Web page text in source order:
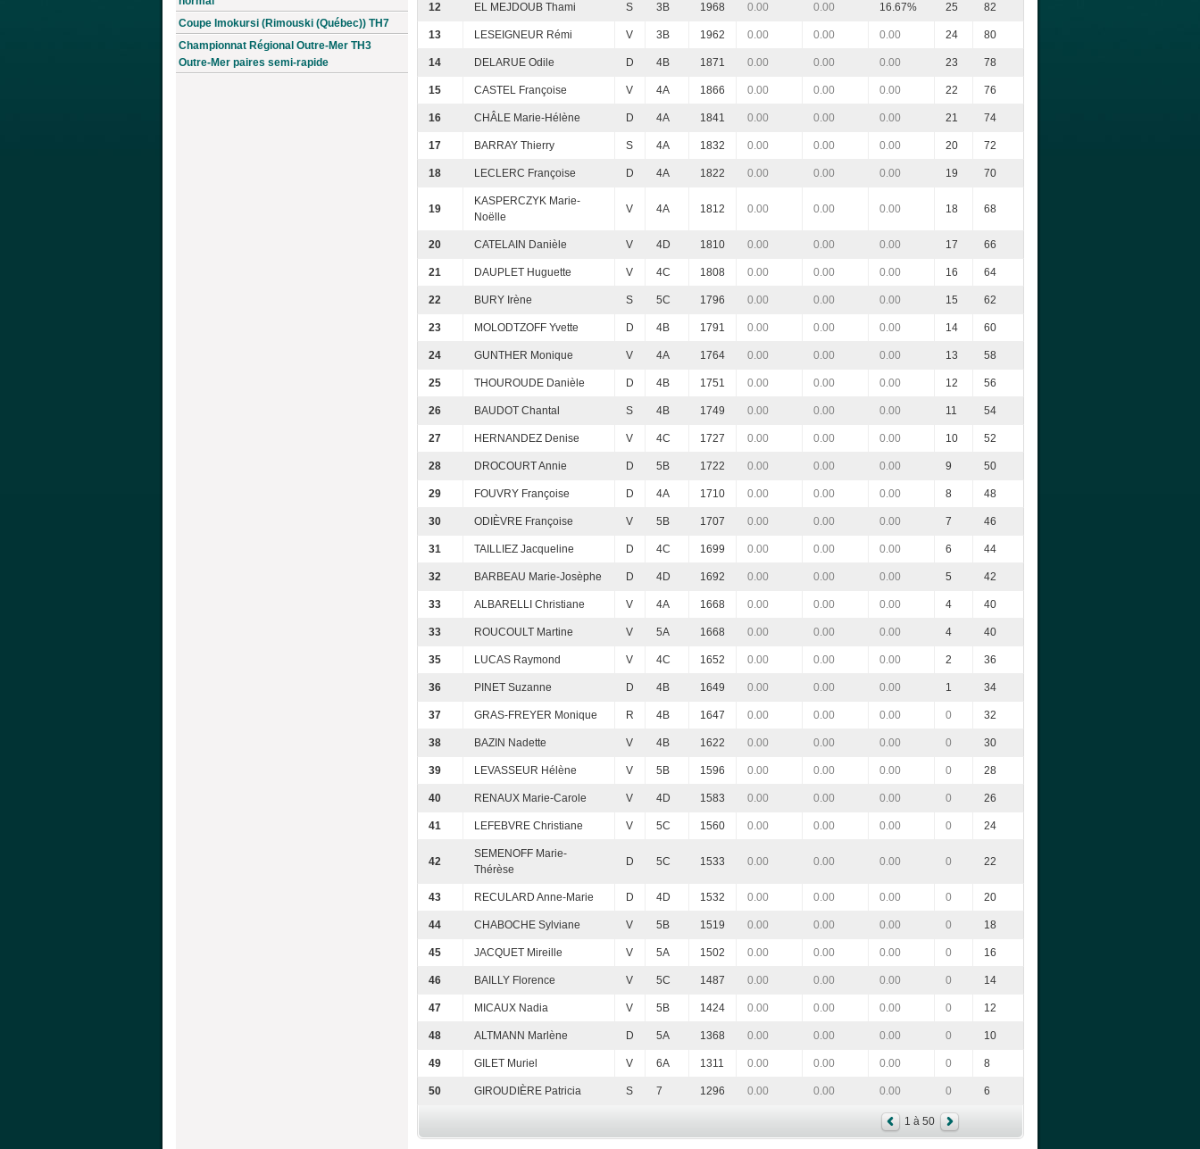
Coupe Imokursi (Rimouski (Québec)) TH7
Championnat Régional Outre-Mer TH3
Outre-Mer paires semi-rapide
12 EL MEJDOUB Thami S 3B 1968 0.00 0.00 16.67% 25 82
13 LESEIGNEUR Rémi V 3B 1962 0.00 0.00 0.00 24 80
14 DELARUE Odile D 4B 1871 0.00 0.00 0.00 23 78
15 CASTEL Françoise V 4A 1866 0.00 0.00 0.00 22 76
16 CHÂLE Marie-Hélène D 4A 1841 0.00 0.00 0.00 21 74
17 BARRAY Thierry S 4A 1832 0.00 0.00 0.00 20 72
18 LECLERC Françoise D 4A 1822 0.00 0.00 0.00 19 70
19
KASPERCZYK Marie-
Noëlle
V 4A 1812 0.00 0.00 0.00 18 68
20 CATELAIN Danièle V 4D 1810 0.00 0.00 0.00 17 66
21 DAUPLET Huguette V 4C 1808 0.00 0.00 0.00 16 64
22 BURY Irène S 5C 1796 0.00 0.00 0.00 15 62
23 MOLODTZOFF Yvette D 4B 1791 0.00 0.00 0.00 14 60
24 GUNTHER Monique V 4A 1764 0.00 0.00 0.00 13 58
25 THOUROUDE Danièle D 4B 1751 0.00 0.00 0.00 12 56
26 BAUDOT Chantal S 4B 1749 0.00 0.00 0.00 11 54
27 HERNANDEZ Denise V 4C 1727 0.00 0.00 0.00 10 52
28 DROCOURT Annie D 5B 1722 0.00 0.00 0.00 9 50
29 FOUVRY Françoise D 4A 1710 0.00 0.00 0.00 8 48
30 ODIÈVRE Françoise V 5B 1707 0.00 0.00 0.00 7 46
31 TAILLIEZ Jacqueline D 4C 1699 0.00 0.00 0.00 6 44
32 BARBEAU Marie-Josèphe D 4D 1692 0.00 0.00 0.00 5 42
33 ALBARELLI Christiane V 4A 1668 0.00 0.00 0.00 4 40
33 ROUCOULT Martine V 5A 1668 0.00 0.00 0.00 4 40
35 LUCAS Raymond V 4C 1652 0.00 0.00 0.00 2 36
36 PINET Suzanne D 4B 1649 0.00 0.00 0.00 1 34
37 GRAS-FREYER Monique R 4B 1647 0.00 0.00 0.00 0 32
38 BAZIN Nadette V 4B 1622 0.00 0.00 0.00 0 30
39 LEVASSEUR Hélène V 5B 1596 0.00 0.00 0.00 0 28
40 RENAUX Marie-Carole V 4D 1583 0.00 0.00 0.00 0 26
41 LEFEBVRE Christiane V 5C 1560 0.00 0.00 0.00 0 24
42
SEMENOFF Marie-
Thérèse
D 5C 1533 0.00 0.00 0.00 0 22
43 RECULARD Anne-Marie D 4D 1532 0.00 0.00 0.00 0 20
44 CHABOCHE Sylviane V 5B 1519 0.00 0.00 0.00 0 18
45 JACQUET Mireille V 5A 1502 0.00 0.00 0.00 0 16
46 BAILLY Florence V 5C 1487 0.00 0.00 0.00 0 14
47 MICAUX Nadia V 5B 1424 0.00 0.00 0.00 0 12
48 ALTMANN Marlène D 5A 1368 0.00 0.00 0.00 0 10
49 GILET Muriel V 6A 1311 0.00 0.00 0.00 0 8
50 GIROUDIÈRE Patricia S 7 1296 0.00 0.00 0.00 0 6
1 à 50